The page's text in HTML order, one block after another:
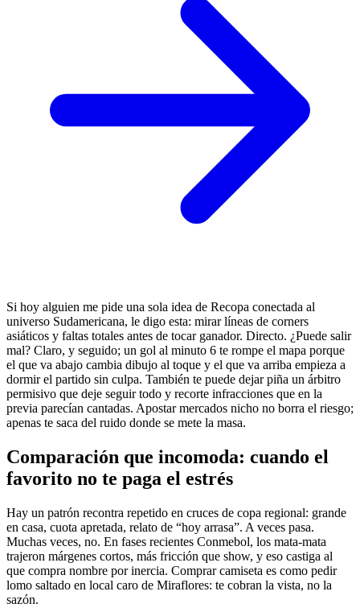
Si hoy alguien me pide una sola idea de Recopa conectada al
universo Sudamericana, le digo esta: mirar líneas de corners
asiáticos y faltas totales antes de tocar ganador. Directo. ¿Puede salir
mal? Claro, y seguido; un gol al minuto 6 te rompe el mapa porque
el que va abajo cambia dibujo al toque y el que va arriba empieza a
dormir el partido sin culpa. También te puede dejar piña un árbitro
permisivo que deje seguir todo y recorte infracciones que en la
previa parecían cantadas. Apostar mercados nicho no borra el riesgo;
apenas te saca del ruido donde se mete la masa.
Comparación que incomoda: cuando el
favorito no te paga el estrés
Hay un patrón recontra repetido en cruces de copa regional: grande
en casa, cuota apretada, relato de “hoy arrasa”. A veces pasa.
Muchas veces, no. En fases recientes Conmebol, los mata-mata
trajeron márgenes cortos, más fricción que show, y eso castiga al
que compra nombre por inercia. Comprar camiseta es como pedir
lomo saltado en local caro de Miraflores: te cobran la vista, no la
sazón.